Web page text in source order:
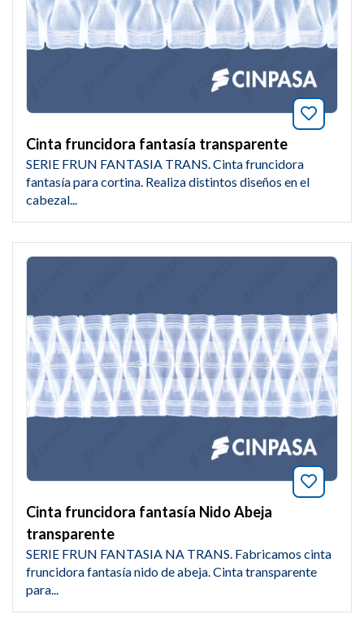
Añade
Cinta fruncidora fantasía transparente
SERIE FRUN FANTASIA TRANS. Cinta fruncidora
fantasía para cortina. Realiza distintos diseños en el
cabezal...
Añade
Cinta fruncidora fantasía Nido Abeja
transparente
SERIE FRUN FANTASIA NA TRANS. Fabricamos cinta
fruncidora fantasía nido de abeja. Cinta transparente
para...